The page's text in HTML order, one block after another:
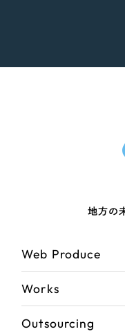
地方の
Web Produce
Works
Outsourcing